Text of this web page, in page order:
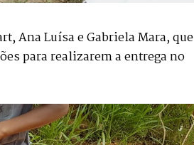
Ana Luísa e Gabriela Mara, que
para realizarem a entrega no